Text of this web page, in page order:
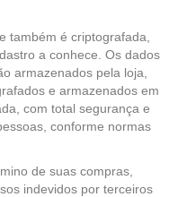
também é criptografada,
a conhece. Os dados
armazenados pela loja,
e armazenados em
com total segurança e
conforme normas
de suas compras,
indevidos por terceiros